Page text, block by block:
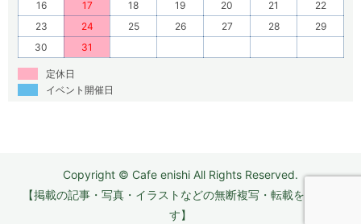
16
17 18 19 20 21
22
23
24 25 26 27 28
29
30
31
定休日
イベント開催日
Copyright © Cafe enishi All Rights Reserved.
【掲載の記事・写真・イラストなどの無断複写・転載を禁じま
す】